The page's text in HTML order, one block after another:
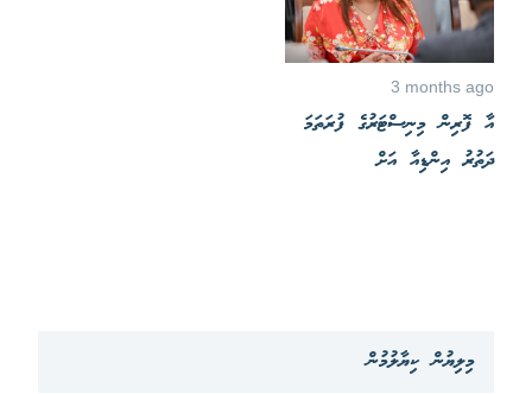
3 months ago
އާ ފޮރިން މިނިސްޓަރުގެ ފުރަތަމަ
ދަތުރު އިންޑިއާ އަށް
މިލިޔުން ކިޔާލުމުން